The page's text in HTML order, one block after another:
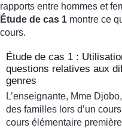
rapports entre hommes et
Étude de cas 1 montre ce
cours.
Étude de cas 1 :
questions relatives aux
genres
L’enseignante, Mme
des familles lors d’un
cours élémentaire